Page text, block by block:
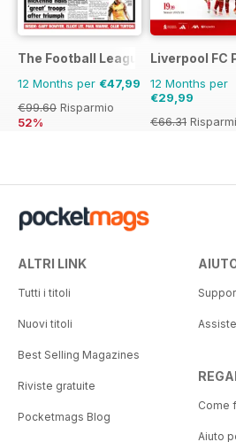
The Football League Paper
12 Months per €47,99
€99.60 Risparmio
52%
Liverpool FC
12 Months per
€29,99
€66.31
ALTRI LINK
Tutti i titoli
Nuovi titoli
Best Selling Magazines
Riviste gratuite
Pocketmags Blog
Come
Aiuto